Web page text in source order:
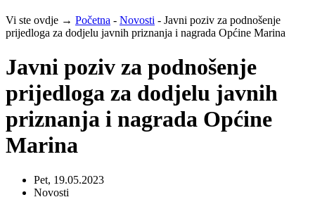
Vi ste ovdje → Početna - Novosti - Javni poziv za podnošenje
prijedloga za dodjelu javnih priznanja i nagrada Općine Marina
Javni poziv za podnošenje
prijedloga za dodjelu javnih
priznanja i nagrada Općine
Marina
Pet, 19.05.2023
Novosti